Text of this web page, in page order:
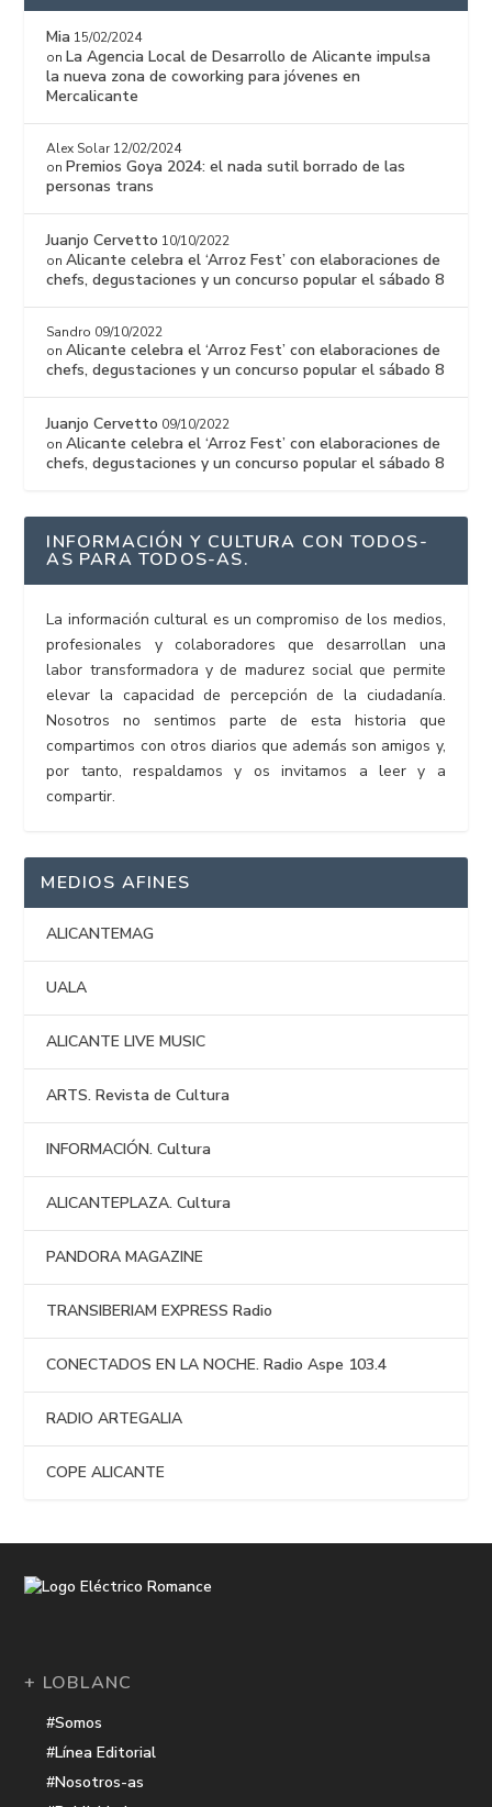
Mia 15/02/2024
on La Agencia Local de Desarrollo de Alicante impulsa
la nueva zona de coworking para jóvenes en
Mercalicante
Alex Solar 12/02/2024
on Premios Goya 2024: el nada sutil borrado de las
personas trans
Juanjo Cervetto 10/10/2022
onAlicante celebra el ‘Arroz Fest’ con elaboraciones de
chefs, degustaciones y un concurso popular el sábado 8
Sandro 09/10/2022
onAlicante celebra el ‘Arroz Fest’ con elaboraciones de
chefs, degustaciones y un concurso popular el sábado 8
Juanjo Cervetto 09/10/2022
onAlicante celebra el ‘Arroz Fest’ con elaboraciones de
chefs, degustaciones y un concurso popular el sábado 8
INFORMACIÓN Y CULTURA CON TODOS-
AS PARA TODOS-AS.
La información cultural es un compromiso de los medios,
profesionales y colaboradores que desarrollan una
labor transformadora y de madurez social que permite
elevar la capacidad de percepción de la ciudadanía.
Nosotros no sentimos parte de esta historia que
compartimos con otros diarios que además son amigos y,
por tanto, respaldamos y os invitamos a leer y a
compartir.
MEDIOS AFINES
ALICANTEMAG
UALA
ALICANTE LIVE MUSIC
ARTS. Revista de Cultura
INFORMACIÓN. Cultura
ALICANTEPLAZA. Cultura
PANDORA MAGAZINE
TRANSIBERIAM EXPRESS Radio
CONECTADOS EN LA NOCHE. Radio Aspe 103.4
RADIO ARTEGALIA
COPE ALICANTE
+ LOBLANC
#Somos
#Línea Editorial
#Nosotros-as